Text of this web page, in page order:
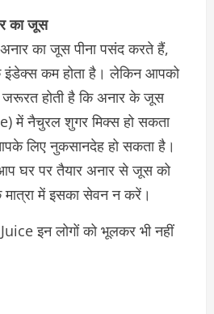
का जूस
का जूस पीना पसंद करते हैं,
इंडेक्स कम होता है। लेकिन आपको
जरूरत होती है कि अनार के जूस
में नैचुरल शुगर मिक्स हो सकता
लिए नुकसानदेह हो सकता है।
घर पर तैयार अनार से जूस को
में इसका सेवन न करें।